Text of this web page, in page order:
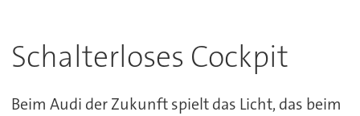
Schalterloses Cockpit
Beim Audi der Zukunft spielt das Licht, das beim